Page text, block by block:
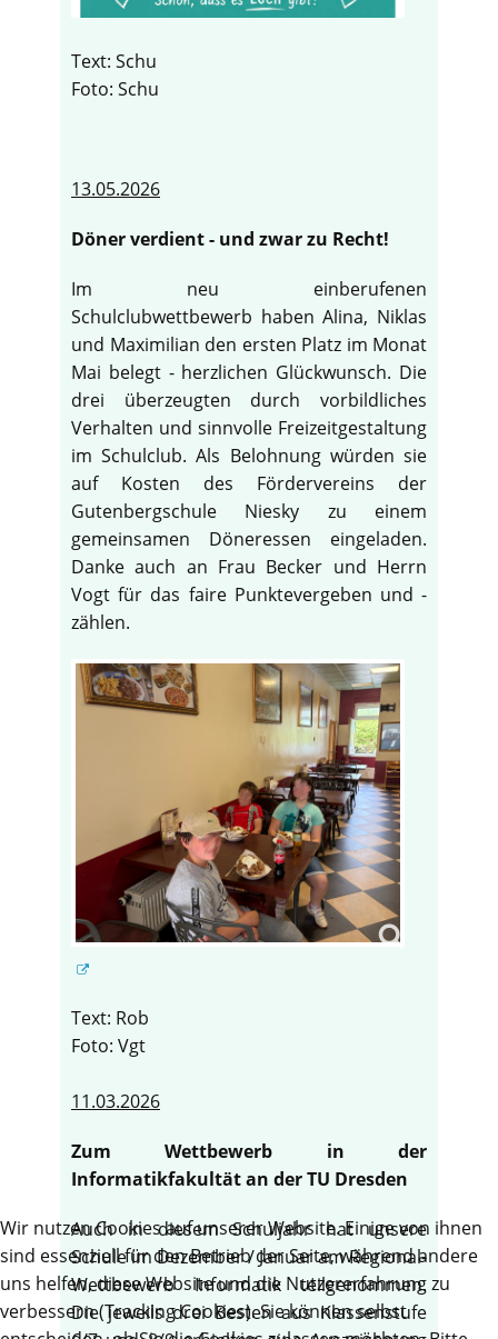
Text: Schu
Foto: Schu
13.05.2026
Döner verdient - und zwar zu Recht!
Im neu einberufenen
Schulclubwettbewerb haben Alina, Niklas
und Maximilian den ersten Platz im Monat
Mai belegt - herzlichen Glückwunsch. Die
drei überzeugten durch vorbildliches
Verhalten und sinnvolle Freizeitgestaltung
im Schulclub. Als Belohnung würden sie
auf Kosten des Fördervereins der
Gutenbergschule Niesky zu einem
gemeinsamen Döneressen eingeladen.
Danke auch an Frau Becker und Herrn
Vogt für das faire Punktevergeben und -
zählen.
Text: Rob
Foto: Vgt
11.03.2026
Zum Wettbewerb in der
Informatikfakultät an der TU Dresden
Auch in diesem Schuljahr hat unsere
Schule im Dezember / Januar am Regional-
Wettbewerb Informatik teilgenommen.
Die jeweils drei Besten aus Klassenstufe
Wir nutzen Cookies auf unserer Website. Einige von ihnen
sind essenziell für den Betrieb der Seite, während andere
uns helfen, diese Website und die Nutzererfahrung zu
verbessern (Tracking Cookies). Sie können selbst